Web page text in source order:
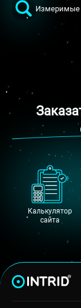
Измеримые
Калькулятор
сайта